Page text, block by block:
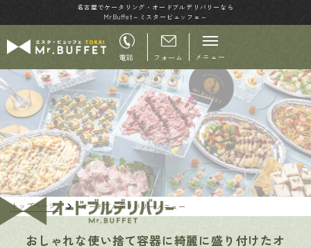
名古屋でケータリング・オードブルデリバリーなら
MrBuffet～ミスタービュッフェ～
電話 フォーム メニュー
トップページ オードブルデリバリーメニュー
おしゃれな使い捨て容器に綺麗に盛り付けたオ